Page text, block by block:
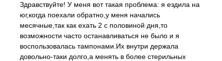
Здравствуйте! У меня вот такая проблема: я ездила на
юг,когда поехали обратно,у меня начались
месячные,так как ехать 2 с половиной дня,то
возможности часто останавливаться не было и я
воспользовалась тампонами.Их внутри держала
довольно-таки долго,а менять в более стерильных